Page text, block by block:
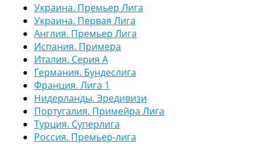
Украина. Премьер Лига
Украина. Первая Лига
Англия. Премьер Лига
Испания. Примера
Италия. Серия А
Германия. Бундеслига
Франция. Лига 1
Нидерланды. Эредивизи
Португалия. Примейра Лига
Турция. Суперлига
Россия. Премьер-лига